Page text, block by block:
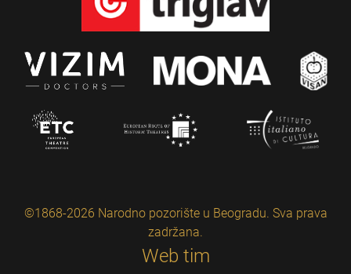
©1868-2026 Narodno pozorište u Beogradu. Sva prava
zadržana.
Web tim